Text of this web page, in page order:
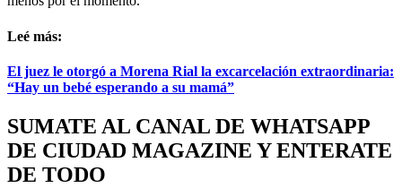
Leé más:
El juez le otorgó a Morena Rial la excarcelación extraordinaria:
“Hay un bebé esperando a su mamá”
SUMATE AL CANAL DE WHATSAPP
DE CIUDAD MAGAZINE Y ENTERATE
DE TODO